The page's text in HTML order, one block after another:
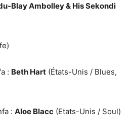
Blay Ambolley & His Sekondi
: Beth Hart (États-Unis / Blues,
: Aloe Blacc (Etats-Unis / Soul)